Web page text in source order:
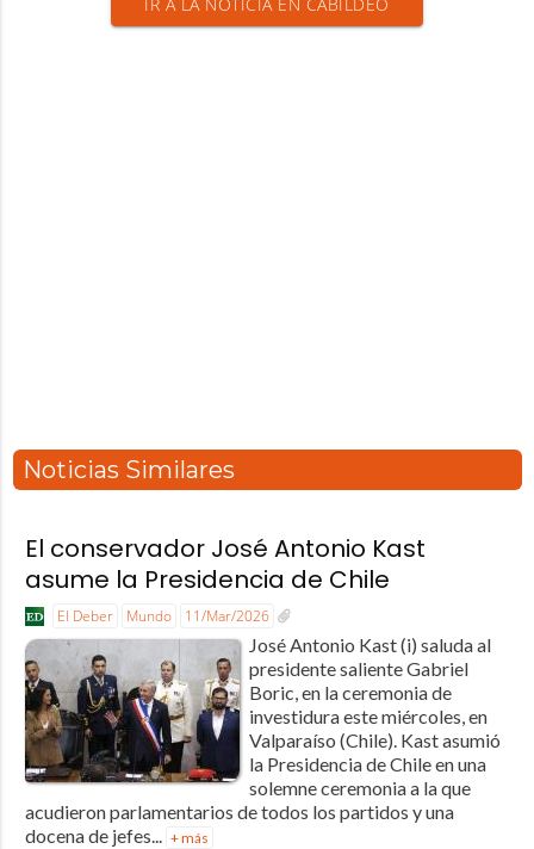
Noticias Similares
El conservador José Antonio Kast
asume la Presidencia de Chile
El Deber Mundo 11/Mar/2026
José Antonio Kast (i) saluda al
presidente saliente Gabriel
Boric, en la ceremonia de
investidura este miércoles, en
Valparaíso (Chile). Kast asumió
la Presidencia de Chile en una
solemne ceremonia a la que
acudieron parlamentarios de todos los partidos y una
docena de jefes... + más